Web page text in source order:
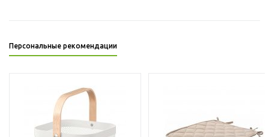
Персональные рекомендации